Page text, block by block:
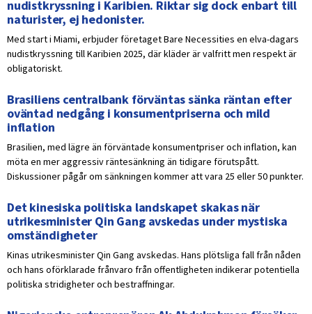
nudistkryssning i Karibien. Riktar sig dock enbart till
naturister, ej hedonister.
Med start i Miami, erbjuder företaget Bare Necessities en elva-dagars
nudistkryssning till Karibien 2025, där kläder är valfritt men respekt är
obligatoriskt.
Brasiliens centralbank förväntas sänka räntan efter
oväntad nedgång i konsumentpriserna och mild
inflation
Brasilien, med lägre än förväntade konsumentpriser och inflation, kan
möta en mer aggressiv räntesänkning än tidigare förutspått.
Diskussioner pågår om sänkningen kommer att vara 25 eller 50 punkter.
Det kinesiska politiska landskapet skakas när
utrikesminister Qin Gang avskedas under mystiska
omständigheter
Kinas utrikesminister Qin Gang avskedas. Hans plötsliga fall från nåden
och hans oförklarade frånvaro från offentligheten indikerar potentiella
politiska stridigheter och bestraffningar.